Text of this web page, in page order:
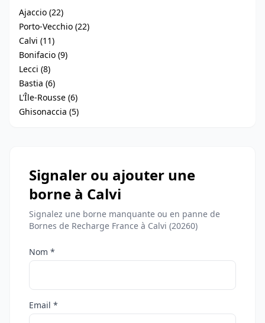
Ajaccio (22)
Porto-Vecchio (22)
Calvi (11)
Bonifacio (9)
Lecci (8)
Bastia (6)
L'Île-Rousse (6)
Ghisonaccia (5)
Signaler ou ajouter une
borne à Calvi
Signalez une borne manquante ou en panne de
Bornes de Recharge France à Calvi (20260)
Nom *
Email *